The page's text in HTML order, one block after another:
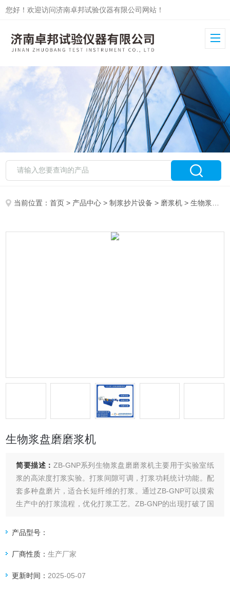
您好！欢迎访问济南卓邦试验仪器有限公司网站！
当前位置：首页 > 产品中心 >制浆抄片设备 > 磨浆机 > 生物浆盘磨磨浆机
生物浆盘磨磨浆机
简要描述： ZB-GNP系列生物浆盘磨磨浆机主要用于实验室纸
浆的高浓度打浆实验。打浆间隙可调，打浆功耗统计功能。配
套多种盘磨片，适合长短纤维的打浆。通过ZB-GNP可以摸索
生产中的打浆流程，优化打浆工艺。ZB-GNP的出现打破了国
产品型号：
厂商性质：生产厂家
更新时间： 2025-05-07